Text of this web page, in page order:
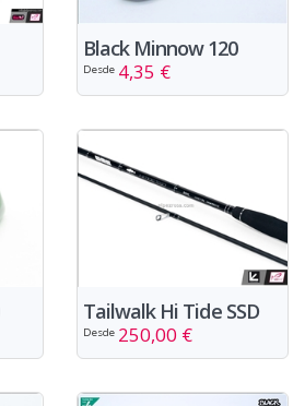
Black Minnow 120
Desde 4,35 €
Tailwalk Hi Tide SSD
Desde 250,00 €